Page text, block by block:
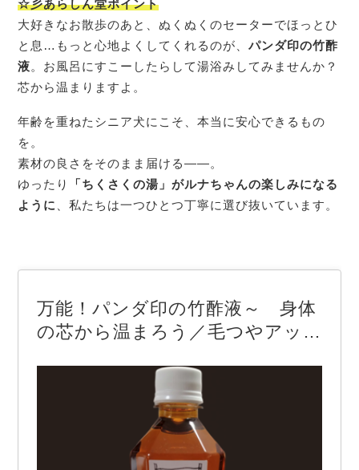
☆彡あらしん堂ポイント
大好きなお散歩のあと、ぬくぬくのセーターでほっとひ
と息…もっと心地よくしてくれるのが、パンダ印の竹酢
液。お風呂にすこーしたらして湯浴みしてみませんか？
芯から温まりますよ。
年齢を重ねたシニア犬にこそ、本当に安心できるもの
を。
素材の良さをそのまま届ける——。
ゆったり
「ちくさくの湯」がルナちゃんの楽しみになる
ように
、私たちは一つひとつ丁寧に選び抜いています。
万能！パンダ印の竹酢液～ 身体
の芯から温まろう／毛つやアップ